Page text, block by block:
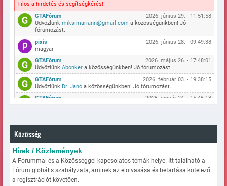
Tilos a hirdetés és segítségkérés!
GTAFórum
2026. június 29. - 11:51:58
Üdvözlünk miksimariann@gmail.com a közösségünkben! Jó
fórumozást.
pixis
2026. június 28. - 09:49:38
magyar
GTAFórum
2026. május 26. - 17:48:01
Üdvözlünk Abonkera közösségünkben! Jó fórumozást.
GTAFórum
2026. február 03. - 19:38:15
Üdvözlünk Dr. Janóa közösségünkben! Jó fórumozást.
GTAFórum
2026. január 24. - 15:46:18
ÜdvözlünkSzekeresMarcia közösségünkben! Jó fórumozást.
GTAFórum
ÜdvözlünkPeti786a közösségünkben! Jó fórumozást.
GTAFórum
Üdvözlünkfrici0822a közösségünkben! Jó fórumozást.
GTAFórum
2025. augusztus 07. - 10:07:38
Üdvözlünkkristof45
Közösség
Hírek / Közlemények
A Fórummal és a Közösséggel kapcsolatos témák helye. Itt található a
Fórum globális szabályzata, aminek az elolvasása és betartása kötelező
a regisztrációt követően.